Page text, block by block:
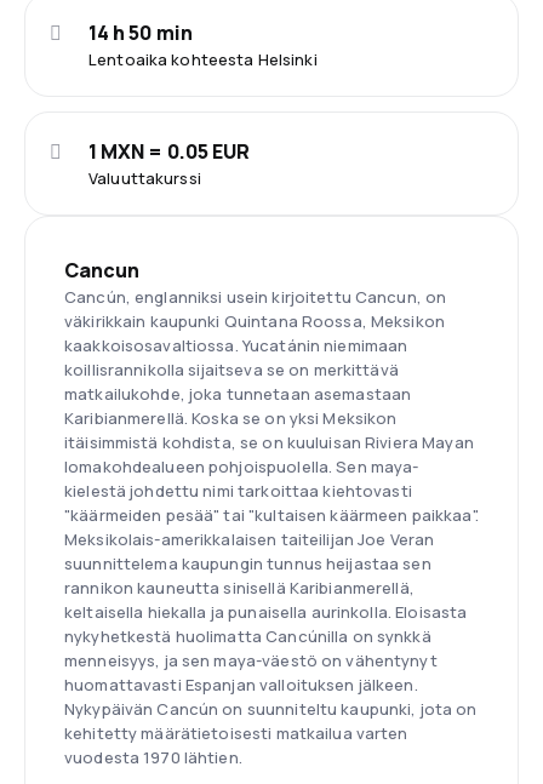
Lentoaika kohteesta Helsinki
14 h 50 min
Valuuttakurssi
1 MXN = 0.05 EUR
Cancun
Cancún, englanniksi usein kirjoitettu Cancun, on
väkirikkain kaupunki Quintana Roossa, Meksikon
kaakkoisosavaltiossa. Yucatánin niemimaan
koillisrannikolla sijaitseva se on merkittävä
matkailukohde, joka tunnetaan asemastaan
Karibianmerellä. Koska se on yksi Meksikon
itäisimmistä kohdista, se on kuuluisan Riviera Mayan
lomakohdealueen pohjoispuolella. Sen maya-
kielestä johdettu nimi tarkoittaa kiehtovasti
"käärmeiden pesää" tai "kultaisen käärmeen paikkaa".
Meksikolais-amerikkalaisen taiteilijan Joe Veran
suunnittelema kaupungin tunnus heijastaa sen
rannikon kauneutta sinisellä Karibianmerellä,
keltaisella hiekalla ja punaisella aurinkolla. Eloisasta
nykyhetkestä huolimatta Cancúnilla on synkkä
menneisyys, ja sen maya-väestö on vähentynyt
huomattavasti Espanjan valloituksen jälkeen.
Nykypäivän Cancún on suunniteltu kaupunki, jota on
kehitetty määrätietoisesti matkailua varten
vuodesta 1970 lähtien.